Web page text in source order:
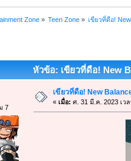
Zone» Teen Zone » เขียวที่ดือ!
หัวข้อ: เขียวที่ดือ! New
7
เขียวที่ดือ! New
«เมื่อ: ศ. 31 มี.ค. 2023 เว